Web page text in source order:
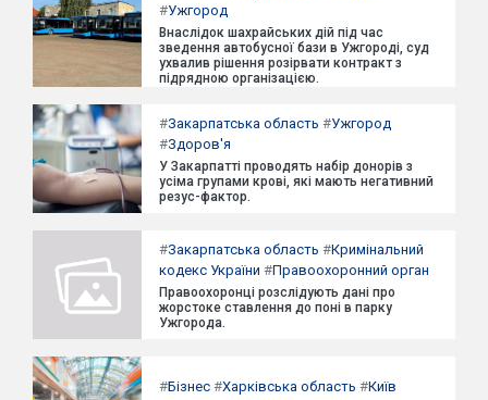
#Ужгород
Внаслідок шахрайських дій під час
зведення автобусної бази в Ужгороді, суд
ухвалив рішення розірвати контракт з
підрядною організацією.
#Закарпатська область #Ужгород
#Здоров'я
У Закарпатті проводять набір донорів з
усіма групами крові, які мають негативний
резус-фактор.
#Закарпатська область #Кримінальний
кодекс України #Правоохоронний орган
Правоохоронці розслідують дані про
жорстоке ставлення до поні в парку
Ужгорода.
#Бізнес #Харківська область #Київ